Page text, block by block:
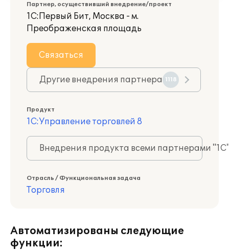
Партнер, осуществивший внедрение/проект
1С:Первый Бит, Москва - м.
Преображенская площадь
Связаться
Другие внедрения партнера 1118
Продукт
1С:Управление торговлей 8
Внедрения продукта всеми партнерами
Отрасль / Функциональная задача
Торговля
Автоматизированы следующие
функции: